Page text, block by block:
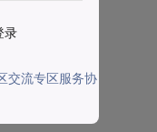
录
交流专区服务协